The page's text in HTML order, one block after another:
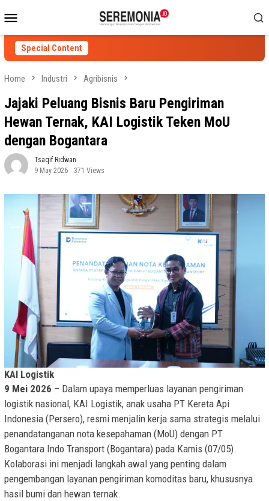
to
contentMenu
Special Content
Home Industri Agribisnis
Jajaki Peluang Bisnis Baru Pengiriman
Hewan Ternak, KAI Logistik Teken MoU
dengan Bogantara
Tsaqif Ridwan
9 May 2026
371 Views
KAI Logistik
9 Mei 2026 – Dalam upaya memperluas layanan pengiriman
logistik nasional, KAI Logistik, anak usaha PT Kereta Api
Indonesia (Persero), resmi menjalin kerja sama strategis melalui
penandatanganan nota kesepahaman (MoU) dengan PT
Bogantara Indo Transport (Bogantara) pada Kamis (07/05).
Kolaborasi ini menjadi langkah awal yang penting dalam
pengembangan layanan pengiriman komoditas baru, khususnya
hasil bumi dan hewan ternak.